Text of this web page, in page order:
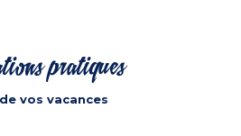
pratiques
vos vacances